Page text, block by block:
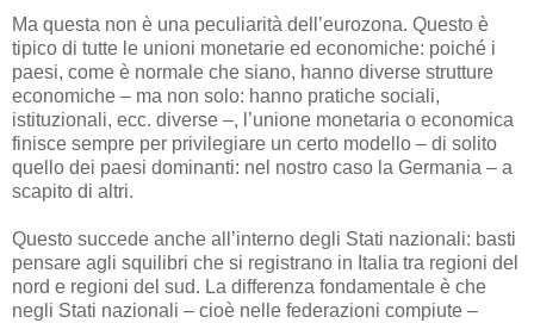
Ma questa non è una peculiarità dell’eurozona. Questo è
tipico di tutte le unioni monetarie ed economiche: poiché i
paesi, come è normale che siano, hanno diverse strutture
economiche – ma non solo: hanno pratiche sociali,
istituzionali, ecc. diverse –, l’unione monetaria o economica
finisce sempre per privilegiare un certo modello – di solito
quello dei paesi dominanti: nel nostro caso la Germania – a
scapito di altri.
Questo succede anche all’interno degli Stati nazionali: basti
pensare agli squilibri che si registrano in Italia tra regioni del
nord e regioni del sud. La differenza fondamentale è che
negli Stati nazionali – cioè nelle federazioni compiute –